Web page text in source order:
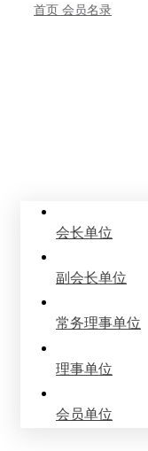
首页 会员名录
会长单位
副会长单位
常务理事单位
理事单位
会员单位